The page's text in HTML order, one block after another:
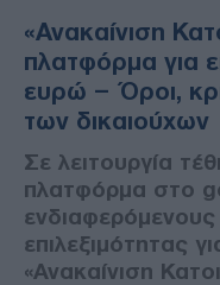
«Ανακαίνιση
πλατφόρμα για
ευρώ – Όροι,
των δικαιούχων
Σε λειτουργία
πλατφόρμα στο
επιλεξιμότητας
«Ανακαίνιση